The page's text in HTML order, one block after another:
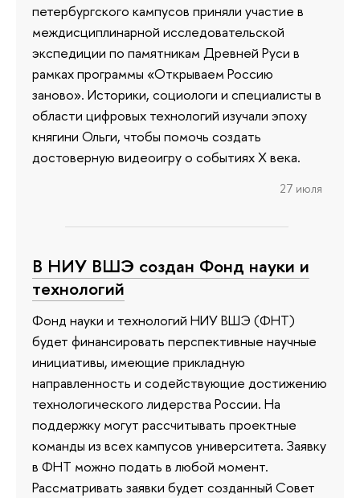
петербургского кампусов приняли участие в
междисциплинарной исследовательской
экспедиции по памятникам Древней Руси в
рамках программы «Открываем Россию
заново». Историки, социологи и специалисты в
области цифровых технологий изучали эпоху
княгини Ольги, чтобы помочь создать
достоверную видеоигру о событиях X века.
27 июля
В НИУ ВШЭ создан Фонд науки и
технологий
Фонд науки и технологий НИУ ВШЭ (ФНТ)
будет финансировать перспективные научные
инициативы, имеющие прикладную
направленность и содействующие достижению
технологического лидерства России. На
поддержку могут рассчитывать проектные
команды из всех кампусов университета. Заявку
в ФНТ можно подать в любой момент.
Рассматривать заявки будет созданный Совет